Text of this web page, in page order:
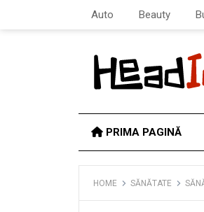
Auto Beauty
PRIMA PAGINĂ
HOME SĂNĂTATE